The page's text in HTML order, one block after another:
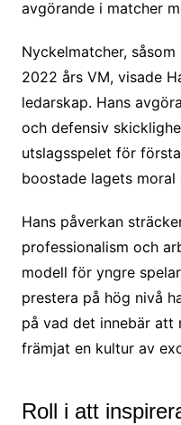
avgörande i matcher
Nyckelmatcher,
2022 års VM, visade
ledarskap. Hans
och defensiv
utslagsspelet för
boostade lagets
Hans påverkan
professionalism och
modell för yngre
prestera på hög nivå
på vad det innebär att
främjat en kultur av
Roll i att